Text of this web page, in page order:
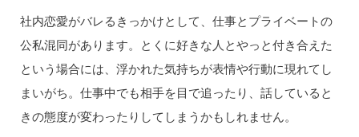
社内恋愛がバレるきっかけとして、仕事とプライベートの
公私混同があります。とくに好きな人とやっと付き合えた
という場合には、浮かれた気持ちが表情や行動に現れてし
まいがち。仕事中でも相手を目で追ったり、話していると
きの態度が変わったりしてしまうかもしれません。